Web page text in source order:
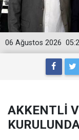
06 Ağustos 2026
AKKENTLİ